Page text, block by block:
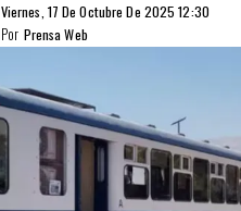
Viernes, 17 De Octubre De 2025 12:30
Prensa Web
Por